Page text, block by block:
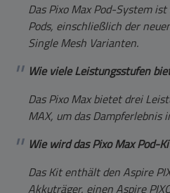
Das Pixo Max Pod-System
Pods, einschließlich der
Single Mesh Varianten.
Wie viele Leistungsstufen
Das Pixo Max bietet drei
MAX, um das Dampferlebnis
Wie wird das Pixo Max Pod-
Das Kit enthält den Aspire
Akkuträger, einen Aspire